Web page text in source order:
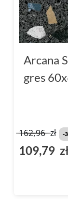
Arcana
gres
162,96zł -
109,79